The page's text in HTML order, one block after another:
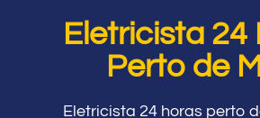
Eletricista 24
Perto de
Eletricista 24 horas perto